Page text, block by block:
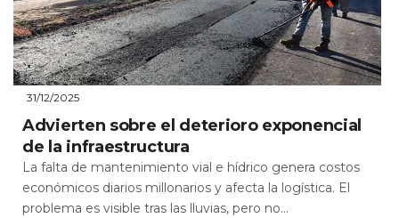
31/12/2025
Advierten sobre el deterioro exponencial
de la infraestructura
La falta de mantenimiento vial e hídrico genera costos
económicos diarios millonarios y afecta la logística. El
problema es visible tras las lluvias, pero no...